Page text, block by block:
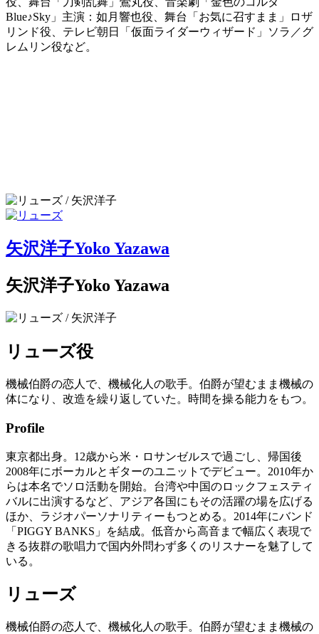
Blue♪Sky」主演：如月響也役、舞台「お気に召すまま」ロザ
リンド役、テレビ朝日「仮面ライダーウィザード」ソラ／グ
レムリン役など。
矢沢洋子Yoko Yazawa
矢沢洋子Yoko Yazawa
リューズ役
機械伯爵の恋人で、機械化人の歌手。伯爵が望むまま機械の
体になり、改造を繰り返していた。時間を操る能力をもつ。
Profile
東京都出身。12歳から米・ロサンゼルスで過ごし、帰国後
2008年にボーカルとギターのユニットでデビュー。2010年か
らは本名でソロ活動を開始。台湾や中国のロックフェスティ
バルに出演するなど、アジア各国にもその活躍の場を広げる
ほか、ラジオパーソナリティーもつとめる。2014年にバンド
「PIGGY BANKS」を結成。低音から高音まで幅広く表現で
きる抜群の歌唱力で国内外問わず多くのリスナーを魅了して
いる。
リューズ
機械伯爵の恋人で、機械化人の歌手。伯爵が望むまま機械の